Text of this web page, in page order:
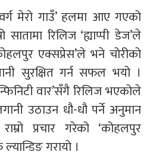
मेरो गाउँ’ हलमा आए गएको
रिलिज ‘ह्याप्पी डेज’ले
एक्सप्रेस’ले भने चोरीको
सुरक्षित गर्न सफल भयो ।
वार’सँगै रिलिज भएकोले
उठाउन धौ-धौ पर्ने अनुमान
प्रचार गरेको ‘कोहलपुर
गरायो ।